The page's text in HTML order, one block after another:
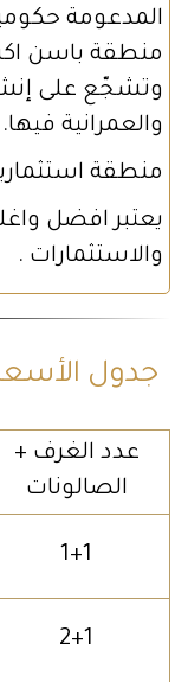
المدعومة
منطقة باسن
وتشجّع على
والعمرانية فيها.
منطقة
يعتبر افضل
والاستثمارات .
جدول
عدد الغرف +
الصالونات
1+1
2+1